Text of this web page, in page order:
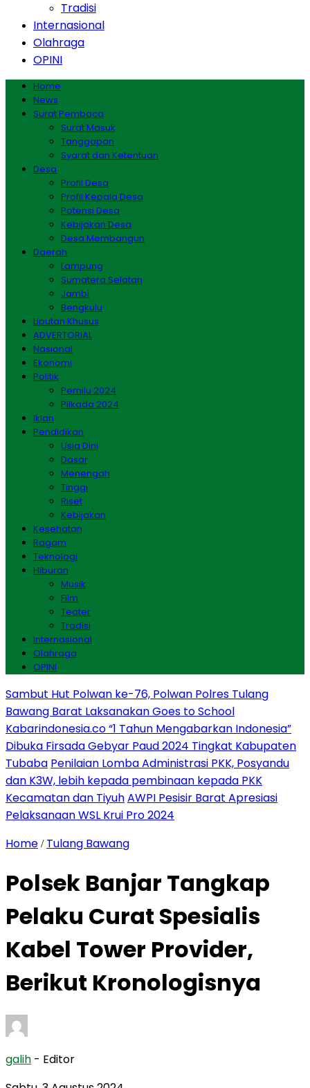
Tradisi
Internasional
Olahraga
OPINI
Home
News
Surat Pembaca
Surat Masuk
Tanggapan
Syarat dan Ketentuan
Desa
Profil Desa
Profil Kepala Desa
Potensi Desa
Kebijakan Desa
Desa Membangun
Daerah
Lampung
Sumatera Selatan
Jambi
Bengkulu
Liputan Khusus
ADVERTORIAL
Nasional
Ekonomi
Politik
Pemilu 2024
Pilkada 2024
Iklan
Pendidikan
Usia Dini
Dasar
Menengah
Tinggi
Riset
Kebijakan
Kesehatan
Ragam
Teknologi
Hiburan
Musik
Film
Teater
Tradisi
Internasional
Olahraga
OPINI
Sambut Hut Polwan ke-76, Polwan Polres Tulang
Bawang Barat Laksanakan Goes to School
Kabarindonesia.co “1 Tahun Mengabarkan Indonesia”
Dibuka Firsada Gebyar Paud 2024 Tingkat Kabupaten
Tubaba Penilaian Lomba Administrasi PKK, Posyandu
dan K3W, lebih kepada pembinaan kepada PKK
Kecamatan dan TiyuhAWPI Pesisir Barat Apresiasi
Pelaksanaan WSL Krui Pro 2024
Home / Tulang Bawang
Polsek Banjar Tangkap
Pelaku Curat Spesialis
Kabel Tower Provider,
Berikut Kronologisnya
galih - Editor